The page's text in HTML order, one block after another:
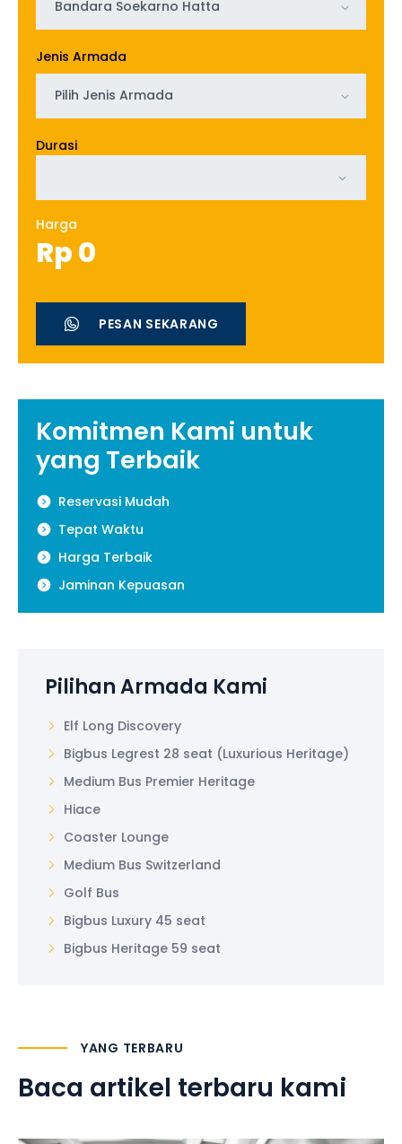
Bandara Soekarno Hatta
Jenis Armada
Pilih Jenis Armada
Durasi
Harga
Rp0
PESAN SEKARANG
Komitmen Kami untuk
yang Terbaik
Reservasi Mudah
Tepat Waktu
Harga Terbaik
Jaminan Kepuasan
Pilihan Armada Kami
Elf Long Discovery
Bigbus Legrest 28 seat (Luxurious Heritage)
Medium Bus Premier Heritage
Hiace
Coaster Lounge
Medium Bus Switzerland
Golf Bus
Bigbus Luxury 45 seat
Bigbus Heritage 59 seat
YANG TERBARU
Baca artikel terbaru kami